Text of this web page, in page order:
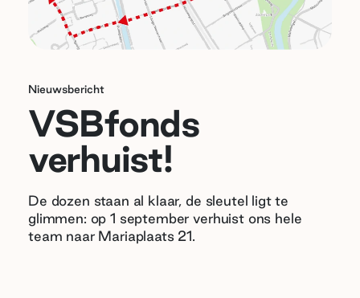
Nieuwsbericht
VSBfonds
verhuist!
De dozen staan al klaar, de sleutel ligt te
glimmen: op 1 september verhuist ons hele
team naar Mariaplaats 21.